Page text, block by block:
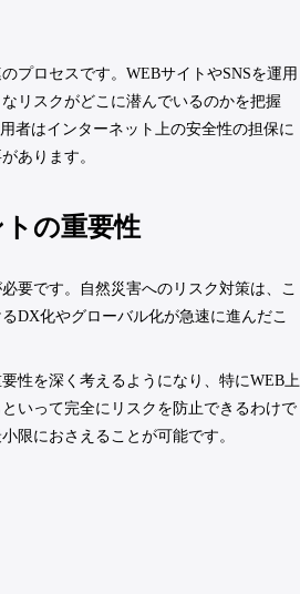
プロセスです。WEBサイトやSNSを運用
リスクがどこに潜んでいるのかを把握
者はインターネット上の安全性の担保に
あります。
トの重要性
要です。自然災害へのリスク対策は、こ
DX化やグローバル化が急速に進んだこ
性を深く考えるようになり、特にWEB上
いって完全にリスクを防止できるわけで
限におさえることが可能です。